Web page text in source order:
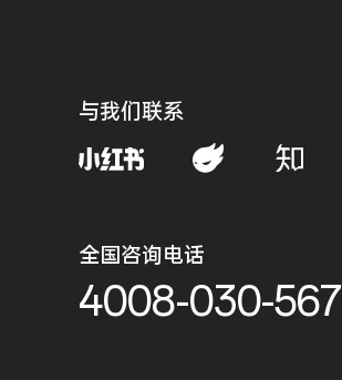
与我们联系
全国咨询电话
4008-030-567